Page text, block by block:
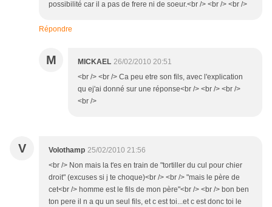
possibilité car il a pas de frere ni de soeur.<br /> <br /> <br />
Répondre
M MICKAEL 26/02/2010 20:51
<br /> <br /> Ca peu etre son fils, avec l'explication
qu ej'ai donné sur une réponse<br /> <br /> <br />
<br />
V Volothamp 25/02/2010 21:56
<br /> Non mais la t'es en train de "tortiller du cul pour chier
droit" (excuses si j te choque)<br /> <br /> "mais le père de
cet<br /> homme est le fils de mon père"<br /> <br /> bon ben
ton pere il n a qu un seul fils, et c est toi...et c est donc toi le